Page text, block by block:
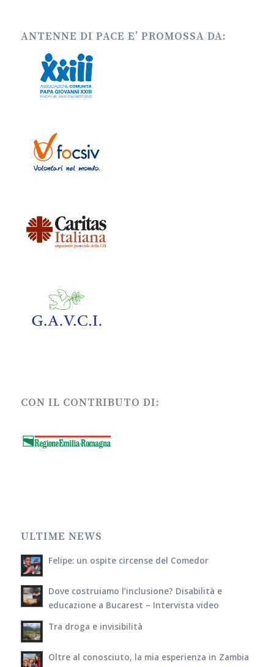
ANTENNE DI PACE E’ PROMOSSA DA:
CON IL CONTRIBUTO DI:
ULTIME NEWS
Felipe: un ospite circense del Comedor
Dove costruiamo l’inclusione? Disabilità e
educazione a Bucarest – Intervista video
Tra droga e invisibilità
Oltre al conosciuto, la mia esperienza in Zambia